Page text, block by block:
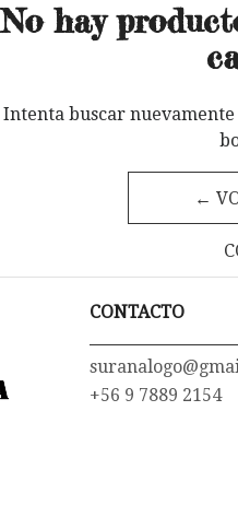
No hay
Intenta buscar
←
CONTACTO
+56 9 7889 2154